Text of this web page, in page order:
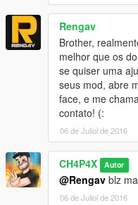
Rengav
Brother,
melhor que os
se quiser uma
seus mod, abre
face, e me
contato! (:
06 de Juliol de 2016
CH4P4X Autor
@Rengav blz
06 de Juliol de 2016